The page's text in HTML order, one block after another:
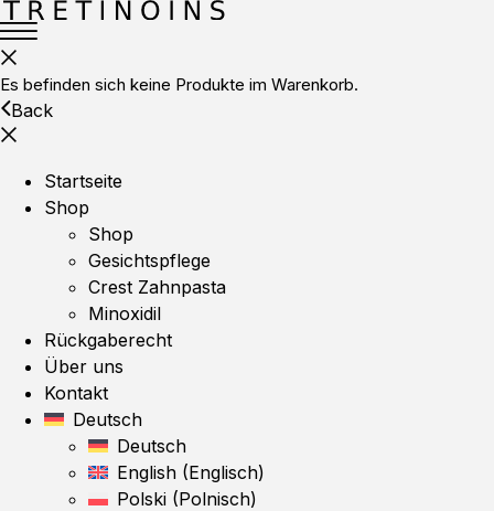
Es befinden sich keine Produkte im Warenkorb.
Back
Startseite
Shop
Shop
Gesichtspflege
Crest Zahnpasta
Minoxidil
Rückgaberecht
Über uns
Kontakt
Deutsch
Deutsch
English (Englisch)
Polski (Polnisch)